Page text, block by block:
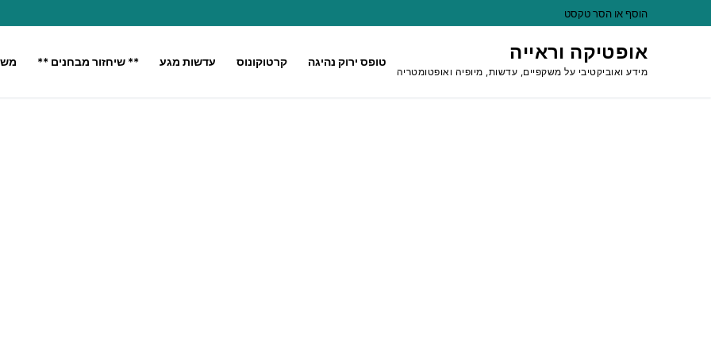
לתוכן
הוסף או הסר טקסט
אופטיקה וראייה
מידע ואוביקטיבי על משקפיים, עדשות, מיופיה ואופטומטריה
** שיחזור מבחנים ** עדשות מגע קרטוקונוס טופס ירוק נהיגה